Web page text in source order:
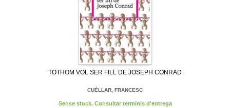
TOTHOM VOL SER FILL DE JOSEPH CONRAD
CUÉLLAR, FRANCESC
Sense stock. Consultar terminis d'entrega